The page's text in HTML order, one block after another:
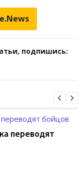
подпишись:
переводят